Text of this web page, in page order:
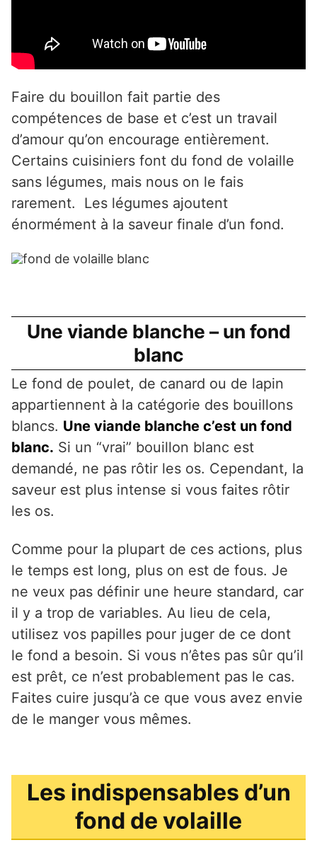
Faire du bouillon fait partie des
compétences de base et c’est un travail
d’amour qu’on encourage entièrement.
Certains cuisiniers font du fond de volaille
sans légumes, mais nous on le fais
rarement. Les légumes ajoutent
énormément à la saveur finale d’un fond.
Une viande blanche – un fond
blanc
Le fond de poulet, de canard ou de lapin
appartiennent à la catégorie des bouillons
blancs. Une viande blanche c’est un fond
blanc. Si un “vrai” bouillon blanc est
demandé, ne pas rôtir les os. Cependant, la
saveur est plus intense si vous faites rôtir
les os.
Comme pour la plupart de ces actions, plus
le temps est long, plus on est de fous. Je
ne veux pas définir une heure standard, car
il y a trop de variables. Au lieu de cela,
utilisez vos papilles pour juger de ce dont
le fond a besoin. Si vous n’êtes pas sûr qu’il
est prêt, ce n’est probablement pas le cas.
Faites cuire jusqu’à ce que vous avez envie
de le manger vous mêmes.
Les indispensables d’un
fond de volaille